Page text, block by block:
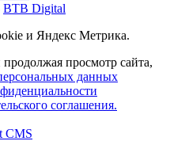
BTB Digital
и Яндекс Метрика.
просмотр сайта,
данных
соглашения.
CMS